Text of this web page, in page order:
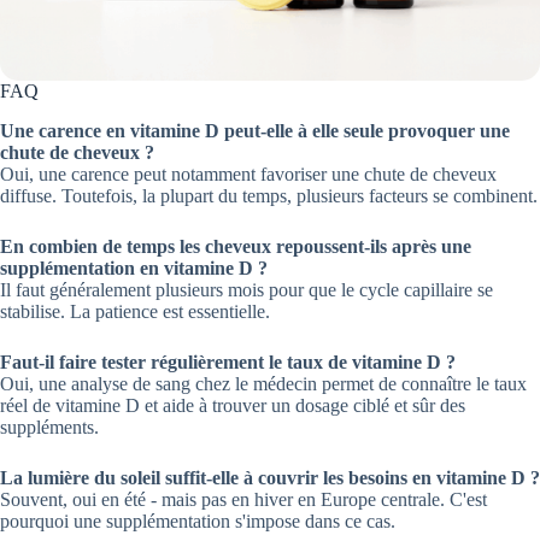
FAQ
Une carence en vitamine D peut-elle à elle seule provoquer une
chute de cheveux ?
Oui, une carence peut notamment favoriser une chute de cheveux
diffuse. Toutefois, la plupart du temps, plusieurs facteurs se combinent.
En combien de temps les cheveux repoussent-ils après une
supplémentation en vitamine D ?
Il faut généralement plusieurs mois pour que le cycle capillaire se
stabilise. La patience est essentielle.
Faut-il faire tester régulièrement le taux de vitamine D ?
Oui, une analyse de sang chez le médecin permet de connaître le taux
réel de vitamine D et aide à trouver un dosage ciblé et sûr des
suppléments.
La lumière du soleil suffit-elle à couvrir les besoins en vitamine D ?
Souvent, oui en été - mais pas en hiver en Europe centrale. C'est
pourquoi une supplémentation s'impose dans ce cas.